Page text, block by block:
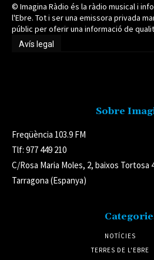
© Imagina Ràdio és la ràdio musical i
l'Ebre. Tot i ser una emissora privada
públic per oferir una informació de
Avís legal
Sobre
Freqüència 103.9 FM
Tlf: 977 449 210
C/Rosa Maria Moles, 2, baixos Tortosa
Tarragona (Espanya)
NOTÍCIES
TERRES DE L'EBRE